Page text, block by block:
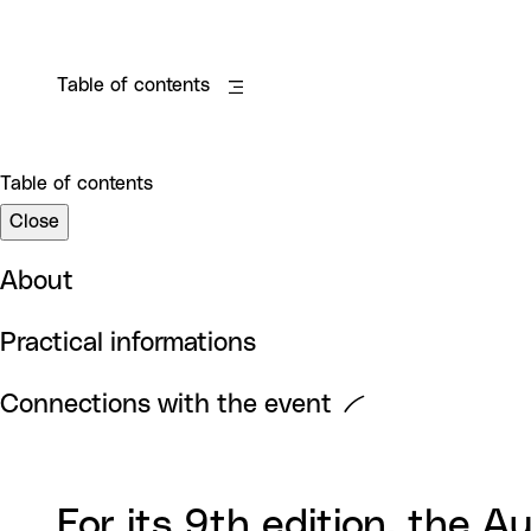
Table of contents
Table of contents
Close
About
Practical informations
Connections with the event